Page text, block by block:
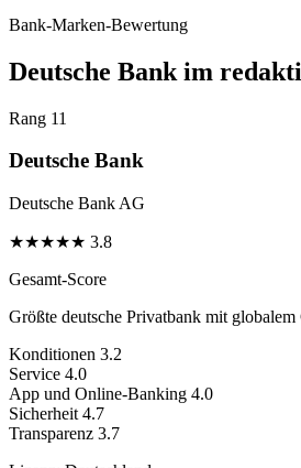
Bank-Marken-Bewertung
Deutsche Bank im
Rang 11
Deutsche Bank
Deutsche Bank AG
★★★★★ 3.8
Gesamt-Score
Größte deutsche Privatbank mit
Konditionen 3.2
Service 4.0
App und Online-Banking 4.0
Sicherheit 4.7
Transparenz 3.7